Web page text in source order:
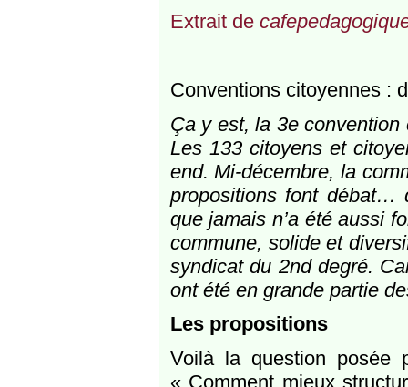
Extrait de
Conventions citoyennes :
Ça y est, la 3e convention
Les 133 citoyens et
end. Mi-décembre, la
propositions font débat…
que jamais n’a été aussi
commune, solide et
syndicat du 2nd degré.
ont été en grande partie
Les propositions
Voilà la question posée
« Comment mieux